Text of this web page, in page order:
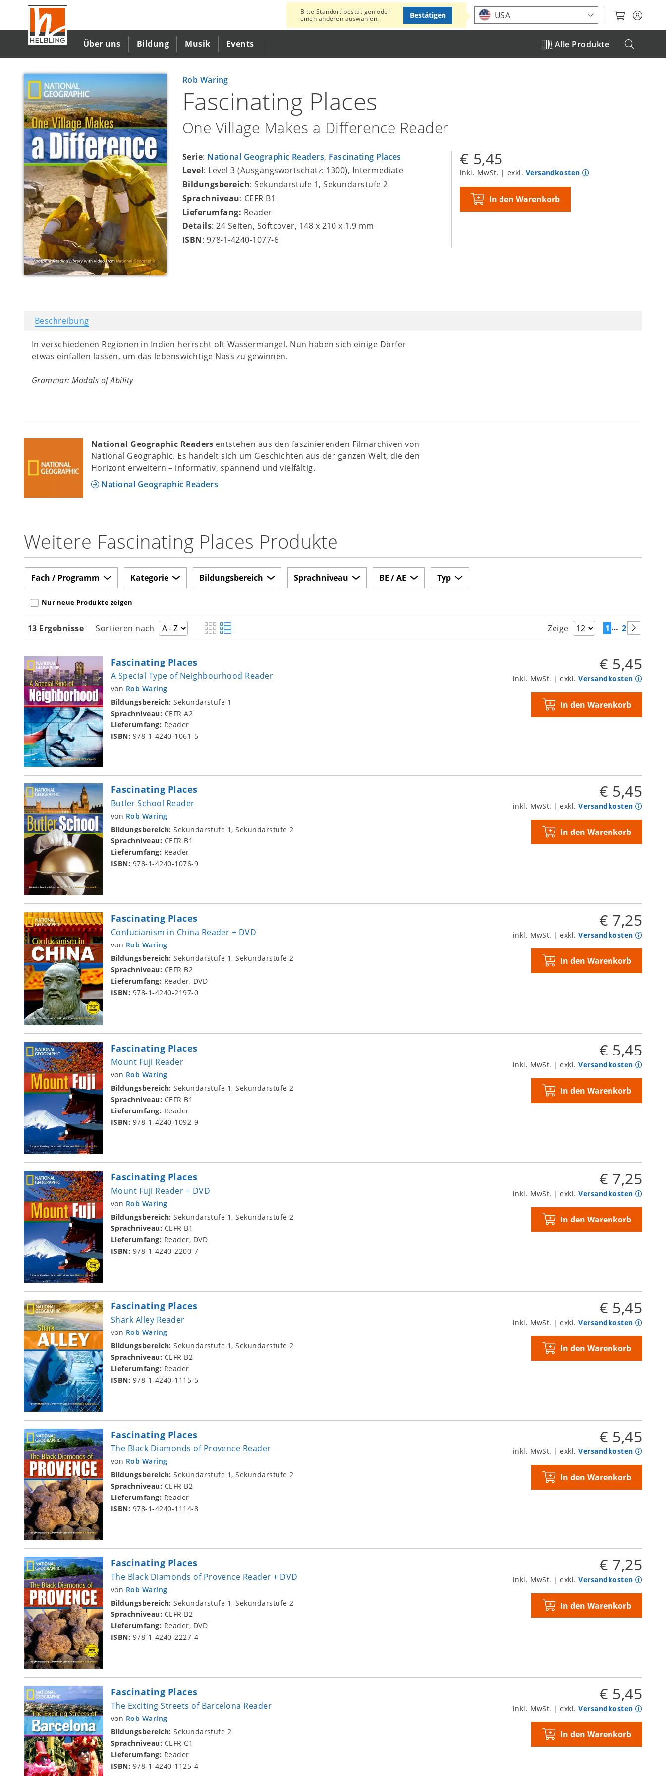
Inhalt
Standort auswählen
Über uns Bildung Musik Events Alle Produkte
Bitte Standort bestätigen oder
einen anderen auswählen.
USA
Bestätigen
Rob Waring
Fascinating Places
One Village Makes a Difference Reader
Serie: National Geographic Readers, Fascinating Places
Level: Level 3 (Ausgangswortschatz: 1300), Intermediate
Bildungsbereich: Sekundarstufe 1, Sekundarstufe 2
Sprachniveau: CEFR B1
Lieferumfang: Reader
Details: 24 Seiten, Softcover, 148 x 210 x 1.9 mm
ISBN: 978-1-4240-1077-6
€ 5,45
inkl. MwSt. | exkl. Versandkosten
In den Warenkorb
Beschreibung
In verschiedenen Regionen in Indien herrscht oft Wassermangel. Nun haben sich einige Dörfer
etwas einfallen lassen, um das lebenswichtige Nass zu gewinnen.
Grammar: Modals of Ability
National Geographic Readers entstehen aus den faszinierenden Filmarchiven von
National Geographic. Es handelt sich um Geschichten aus der ganzen Welt, die den
Horizont erweitern – informativ, spannend und vielfältig.
National Geographic Readers
Weitere Fascinating Places Produkte
Nur neue Produkte zeigen
Fach / Programm Kategorie Bildungsbereich Sprachniveau BE / AE Typ
13 Ergebnisse Sortieren nach Zeige 1 … 2
Fascinating Places
A Special Type of Neighbourhood Reader
von Rob Waring
Bildungsbereich:Sekundarstufe 1
Sprachniveau: CEFR A2
Lieferumfang: Reader
ISBN: 978-1-4240-1061-5
€ 5,45
inkl. MwSt. | exkl.Versandkosten
In den Warenkorb
Fascinating Places
Butler School Reader
von Rob Waring
Bildungsbereich:Sekundarstufe 1, Sekundarstufe 2
Sprachniveau: CEFR B1
Lieferumfang: Reader
ISBN: 978-1-4240-1076-9
€ 5,45
inkl. MwSt. | exkl.Versandkosten
In den Warenkorb
Fascinating Places
Confucianism in China Reader + DVD
von Rob Waring
Bildungsbereich:Sekundarstufe 1, Sekundarstufe 2
Sprachniveau: CEFR B2
Lieferumfang: Reader, DVD
ISBN: 978-1-4240-2197-0
€ 7,25
inkl. MwSt. | exkl.Versandkosten
In den Warenkorb
Fascinating Places
Mount Fuji Reader
von Rob Waring
Bildungsbereich:Sekundarstufe 1, Sekundarstufe 2
Sprachniveau: CEFR B1
Lieferumfang: Reader
ISBN: 978-1-4240-1092-9
€ 5,45
inkl. MwSt. | exkl.Versandkosten
In den Warenkorb
Fascinating Places
Mount Fuji Reader + DVD
von Rob Waring
Bildungsbereich:Sekundarstufe 1, Sekundarstufe 2
Sprachniveau: CEFR B1
Lieferumfang: Reader, DVD
ISBN: 978-1-4240-2200-7
€ 7,25
inkl. MwSt. | exkl.Versandkosten
In den Warenkorb
Fascinating Places
Shark Alley Reader
von Rob Waring
Bildungsbereich:Sekundarstufe 1, Sekundarstufe 2
Sprachniveau: CEFR B2
Lieferumfang: Reader
ISBN: 978-1-4240-1115-5
€ 5,45
inkl. MwSt. | exkl.Versandkosten
In den Warenkorb
Fascinating Places
The Black Diamonds of Provence Reader
von Rob Waring
Bildungsbereich:Sekundarstufe 1, Sekundarstufe 2
Sprachniveau: CEFR B2
Lieferumfang: Reader
ISBN: 978-1-4240-1114-8
€ 5,45
inkl. MwSt. | exkl.Versandkosten
In den Warenkorb
Fascinating Places
The Black Diamonds of Provence Reader + DVD
von Rob Waring
Bildungsbereich:Sekundarstufe 1, Sekundarstufe 2
Sprachniveau: CEFR B2
Lieferumfang: Reader, DVD
ISBN: 978-1-4240-2227-4
€ 7,25
inkl. MwSt. | exkl.Versandkosten
In den Warenkorb
Fascinating Places
The Exciting Streets of Barcelona Reader
von Rob Waring
Bildungsbereich:Sekundarstufe 2
Sprachniveau: CEFR C1
Lieferumfang: Reader
ISBN: 978-1-4240-1125-4
€ 5,45
inkl. MwSt. | exkl.Versandkosten
In den Warenkorb